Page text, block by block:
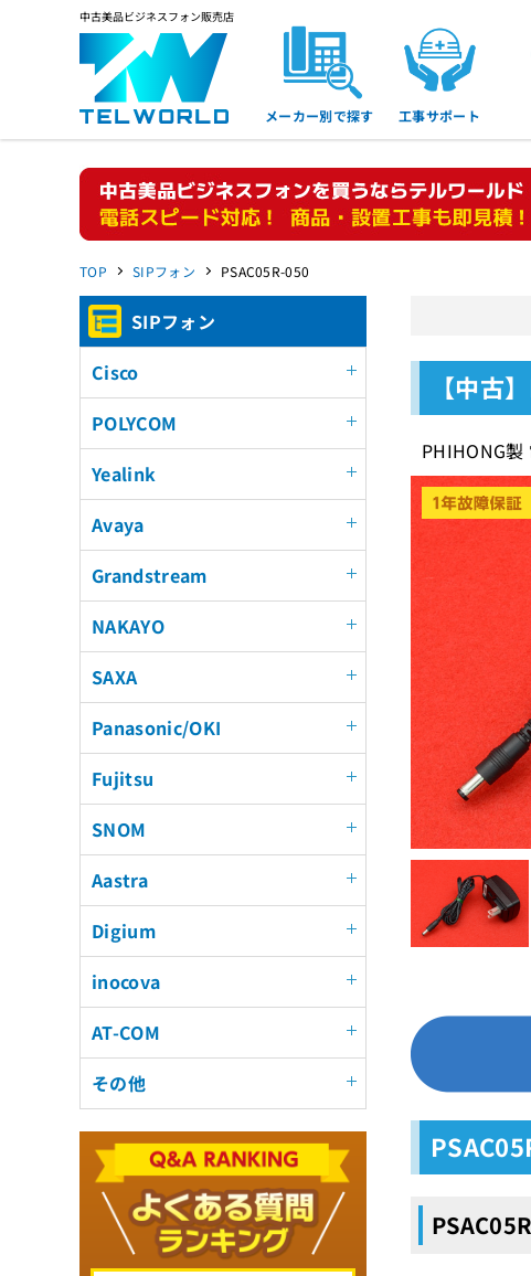
中古美品ビジネスフォン販売店
メーカー別で探す 工事サポート
TOP SIPフォン PSAC05R-050
【中古
PHIHONG製
SIPフォン
Cisco
POLYCOM
Yealink
Avaya
Grandstream
NAKAYO
SAXA
Panasonic/OKI
Fujitsu
SNOM
Aastra
Digium
inocova
AT-COM
その他